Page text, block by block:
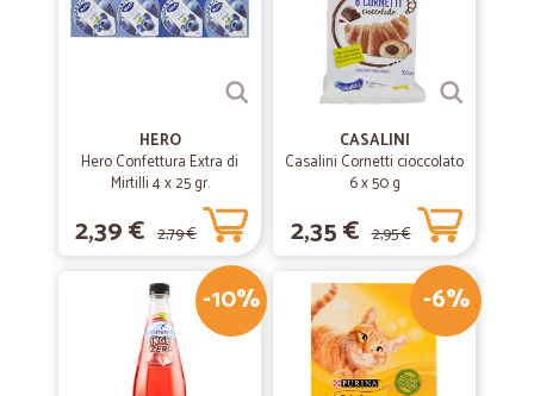
HERO
Hero Confettura Extra di
Mirtilli 4 x 25 gr.
2,39 € 2,79 €
CASALINI
Casalini Cornetti cioccolato
6 x 50 g
2,35 € 2,95 €
-10% -6%